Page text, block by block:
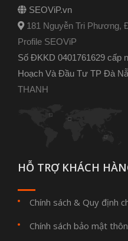
SEOViP.vn
181 Nguyễn Tri Phương,
Profile SEOViP
Số ĐKKD 0401761629 cấp
Hoạch Và Đầu Tư TP Đà
THANH
HỖ TRỢ KHÁCH
Chính sách & Quy định
Chính sách bảo mật